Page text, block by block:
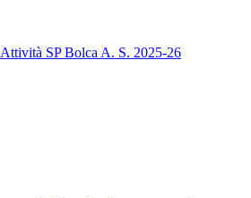
Attività SP Bolca A. S. 2025-26